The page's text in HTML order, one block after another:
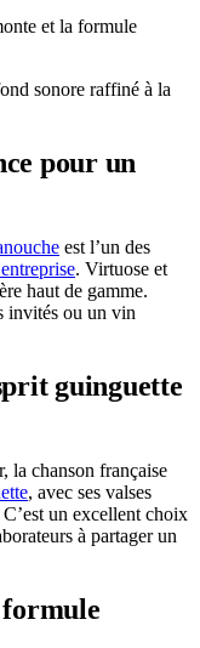
et la formule
sonore raffiné à la
pour un
est l’un des
. Virtuose et
haut de gamme.
invités ou un vin
guinguette
la chanson française
, avec ses valses
un excellent choix
à partager un
formule